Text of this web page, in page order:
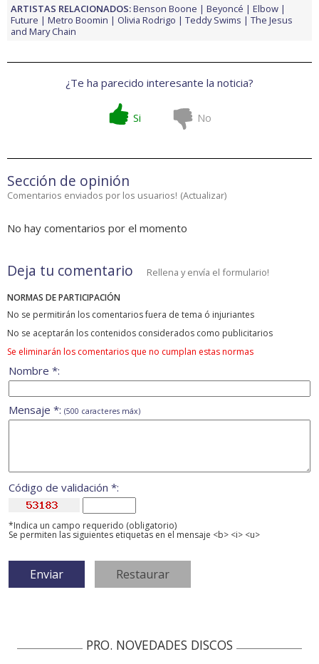
ARTISTAS RELACIONADOS:Benson Boone Beyoncé
Elbow
Future
Metro Boomin Olivia Rodrigo Teddy Swims
The Jesus
and Mary Chain
¿Te ha parecido interesante la noticia?
Si No
Sección de opinión
Comentarios enviados por los usuarios! (Actualizar)
No hay comentarios por el momento
Deja tu comentario Rellena y envía el formulario!
NORMAS DE PARTICIPACIÓN
No se permitirán los comentarios fuera de tema ó injuriantes
No se aceptarán los contenidos considerados como publicitarios
Se eliminarán los comentarios que no cumplan estas normas
Nombre *:
Mensaje *: (500 caracteres máx)
Código de validación *:
*Indica un campo requerido (obligatorio)
Se permiten las siguientes etiquetas en el mensaje <b> <i> <u>
PRO. NOVEDADES DISCOS